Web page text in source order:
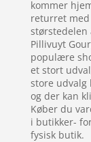
kommer
returret
Pillivuyt
populære
et stort
store udvalg
og der kan
Køber du
i butikker-
fysisk butik.